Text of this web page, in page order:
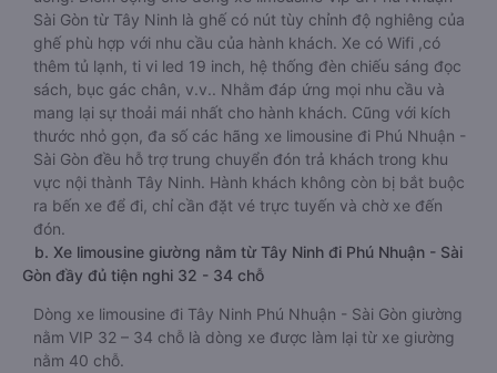
Sài Gòn từ Tây Ninh là ghế có nút tùy chỉnh độ nghiêng của
ghế phù hợp với nhu cầu của hành khách. Xe có Wifi ,có
thêm tủ lạnh, ti vi led 19 inch, hệ thống đèn chiếu sáng đọc
sách, bục gác chân, v.v.. Nhằm đáp ứng mọi nhu cầu và
mang lại sự thoải mái nhất cho hành khách. Cũng với kích
thước nhỏ gọn, đa số các hãng xe limousine đi Phú Nhuận -
Sài Gòn đều hỗ trợ trung chuyển đón trả khách trong khu
vực nội thành Tây Ninh. Hành khách không còn bị bắt buộc
ra bến xe để đi, chỉ cần đặt vé trực tuyến và chờ xe đến
đón.
b. Xe limousine giường nằm từ Tây Ninh đi Phú Nhuận - Sài
Gòn đầy đủ tiện nghi 32 - 34 chỗ
Dòng xe limousine đi Tây Ninh Phú Nhuận - Sài Gòn giường
nằm VIP 32 – 34 chỗ là dòng xe được làm lại từ xe giường
nằm 40 chỗ.